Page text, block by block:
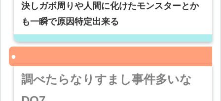
決しガボ周りや人間に化けたモンスターとか
も一瞬で原因特定出来る
調べたらなりすまし事件多いな